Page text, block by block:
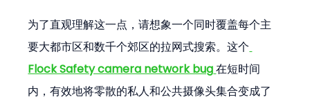
为了直观理解这一点，请想象一个同时覆盖每个主
要大都市区和数千个郊区的拉网式搜索。这个
Flock Safety camera network bug在短时间
内，有效地将零散的私人和公共摄像头集合变成了